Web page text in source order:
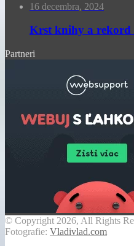
16 decembra, 2024
Krst knihy a rekord
Partneri
© Copyright 2026, All Rights
Fotografie: Vladivlad.com